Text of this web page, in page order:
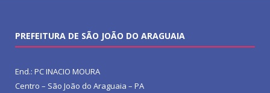
PREFEITURA DE SÃO JOÃO DO ARAGUAIA
End.: PC INACIO MOURA
Centro – São João do Araguaia – PA